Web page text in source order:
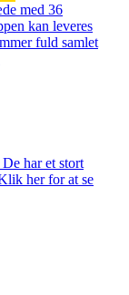
med 36
kan leveres
fuld samlet
har et stort
her for at se